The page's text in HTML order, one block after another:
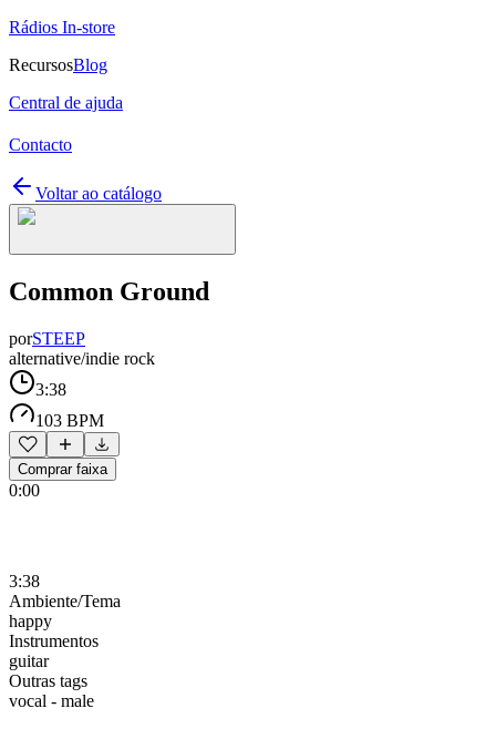
Rádios In-store
RecursosBlog
Central de ajuda
Contacto
Voltar ao catálogo
Common Ground
porSTEEP
alternative/indie rock
3:38
103 BPM
Comprar faixa
0:00
3:38
Ambiente/Tema
happy
Instrumentos
guitar
Outras tags
vocal - male